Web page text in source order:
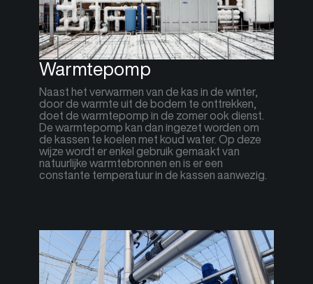
Warmtepomp
Naast het verwarmen van de kas in de winter,
door de warmte uit de bodem te onttrekken,
doet de warmtepomp in de zomer ook dienst.
De warmtepomp kan dan ingezet worden om
de kassen te koelen met koud water. Op deze
wijze wordt er enkel gebruik gemaakt van
natuurlijke warmtebronnen en is er een
constante temperatuur in de kassen aanwezig.